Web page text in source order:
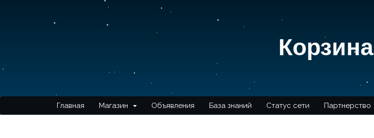
Корзина
Главная Магазин Объявления База знаний Статус сети Партнерство